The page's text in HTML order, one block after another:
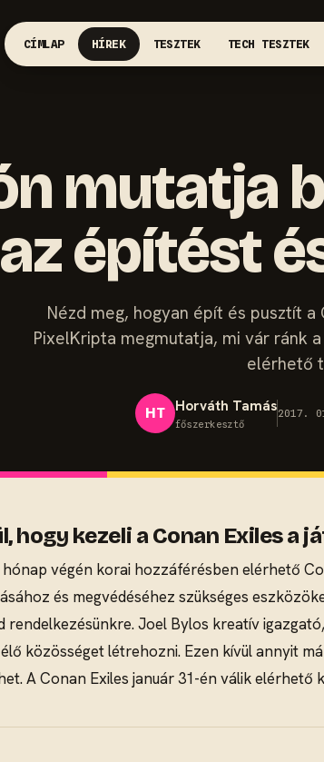
CÍMLAP HÍREK TESZTEK TECH TESZTEK
mutatja
az építést
Nézd meg, hogyan épít és pusztít
PixelKripta megmutatja, mi vár ránk
elérhető
HT Horváth Tamás
főszerkesztő
2017.
hogy kezeli a Conan Exiles
hónap végén korai hozzáférésben elérhető
és megvédéséhez szükséges
rendelkezésünkre. Joel Bylos kreatív
közösséget létrehozni. Ezen kívül annyit
A Conan Exiles január 31-én válik